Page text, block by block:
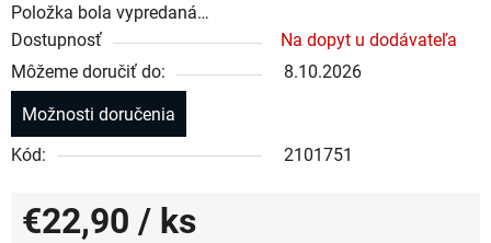
Položka bola vypredaná…
Dostupnosť
Na dopyt u dodávateľa
Môžeme doručiť do:
8.10.2026
Možnosti doručenia
Kód:
2101751
€22,90 / ks